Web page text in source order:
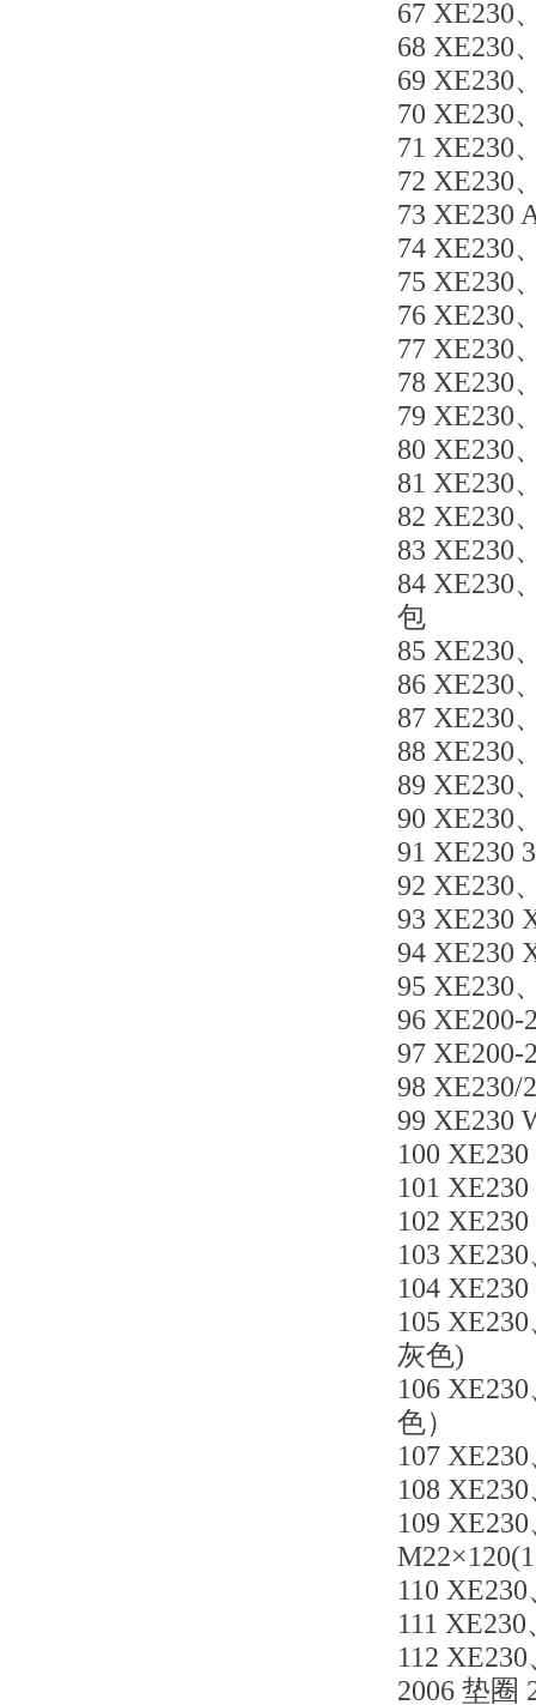
67 XE230
68 XE230
69 XE230
70 XE230
71 XE230
72 XE230
73 XE230
74 XE230
75 XE230
76 XE230
77 XE230
78 XE230
79 XE230
80 XE230
81 XE230
82 XE230
83 XE230
84 XE230
包
85 XE230
86 XE230
87 XE230
88 XE230
89 XE230
90 XE230
91 XE230
92 XE230
93 XE230
94 XE230
95 XE230
96 XE200-
97 XE200-
98 XE230/
99 XE230
100
101
102
103
104
105
灰色)
106
色）
107
108
109
110
111
112
2006 垫圈